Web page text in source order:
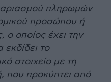
πληρωμών
προσώπου ή
ο οποίος έχει την
το
στοιχείο με τη
που προκύπτει από